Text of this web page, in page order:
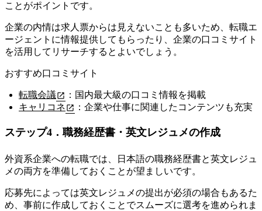
ことがポイントです。
企業の内情は求人票からは見えないことも多いため、転職エ
ージェントに情報提供してもらったり、企業の口コミサイト
を活用してリサーチするとよいでしょう。
おすすめ口コミサイト
転職会議
：国内最大級の口コミ情報を掲載
キャリコネ
：企業や仕事に関連したコンテンツも充実
ステップ4．職務経歴書・英文レジュメの作成
外資系企業への転職では、日本語の職務経歴書と英文レジュ
メの両方を準備しておくことが望ましいです。
応募先によっては英文レジュメの提出が必須の場合もあるた
め、事前に作成しておくことでスムーズに選考を進められま